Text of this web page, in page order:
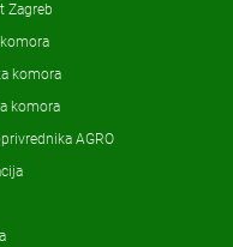
Zagreb
komora
komora
AGRO